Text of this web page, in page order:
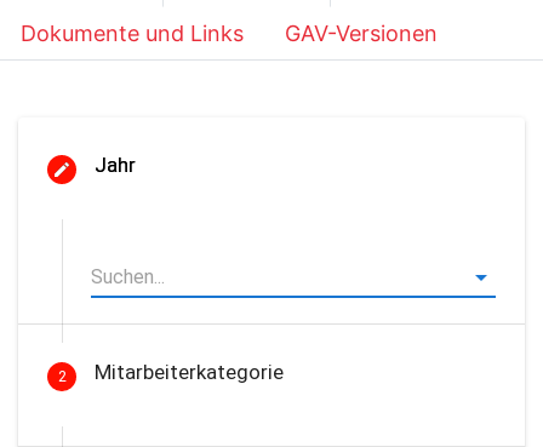
Dokumente und Links GAV-Versionen
Jahr
2 Mitarbeiterkategorie